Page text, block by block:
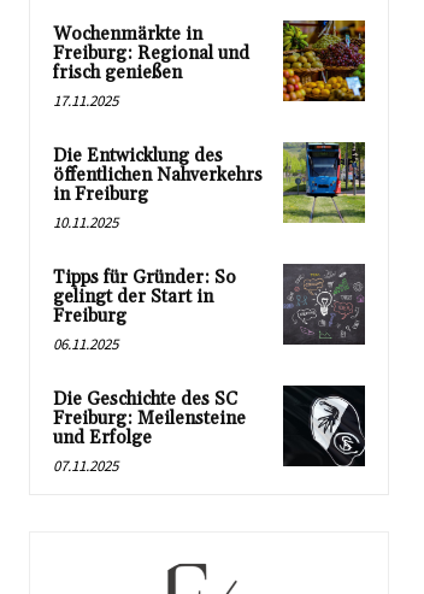
Wochenmärkte in
Freiburg: Regional und
frisch genießen
17.11.2025
Die Entwicklung des
öffentlichen Nahverkehrs
in Freiburg
10.11.2025
Tipps für Gründer: So
gelingt der Start in
Freiburg
06.11.2025
Die Geschichte des SC
Freiburg: Meilensteine
und Erfolge
07.11.2025